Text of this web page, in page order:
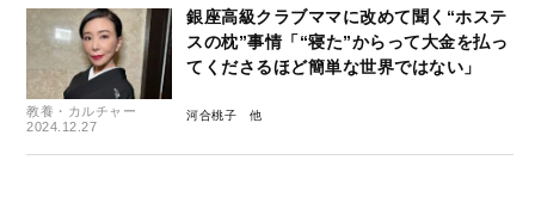
教養・カルチャー
2024.12.27
銀座高級クラブママに改めて聞く“ホステ
スの枕”事情「“寝た”からって大金を払っ
てくださるほど簡単な世界ではない」
河合桃子